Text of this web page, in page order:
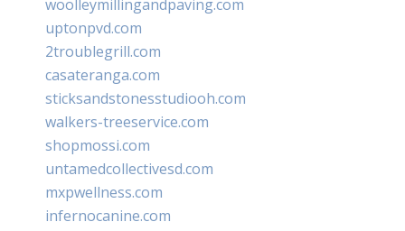
woolleymillingandpaving.com
uptonpvd.com
2troublegrill.com
casateranga.com
sticksandstonesstudiooh.com
walkers-treeservice.com
shopmossi.com
untamedcollectivesd.com
mxpwellness.com
infernocanine.com